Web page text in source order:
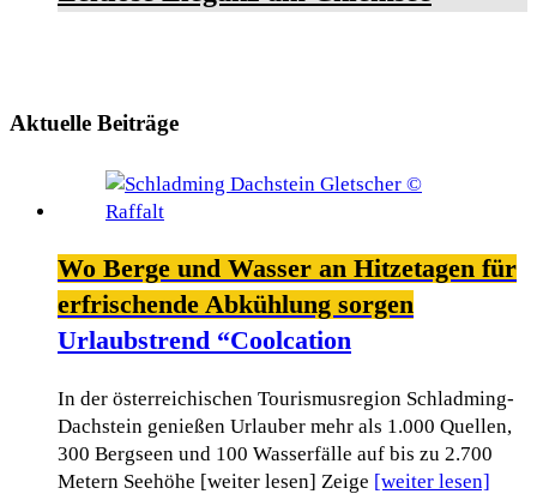
Aktuelle Beiträge
Wo Berge und Wasser an Hitzetagen für
erfrischende Abkühlung sorgen
Urlaubstrend “Coolcation
In der österreichischen Tourismusregion Schladming-
Dachstein genießen Urlauber mehr als 1.000 Quellen,
300 Bergseen und 100 Wasserfälle auf bis zu 2.700
Metern Seehöhe [weiter lesen] Zeige [weiter lesen]